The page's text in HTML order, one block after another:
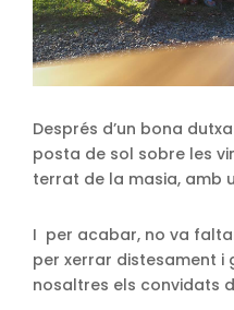
Després d’un bona
posta de sol sobre les
terrat de la masia, amb
I per acabar, no va
per xerrar distesament i
nosaltres els convidats